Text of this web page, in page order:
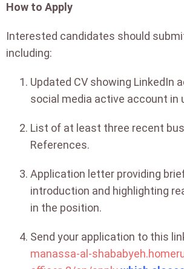
How to Apply
Interested candidates should
including:
Updated CV showing LinkedIn
social media active account in
List of at least three recent
References.
Application letter providing
introduction and highlighting
in the position.
Send your application to this
manassa-al-